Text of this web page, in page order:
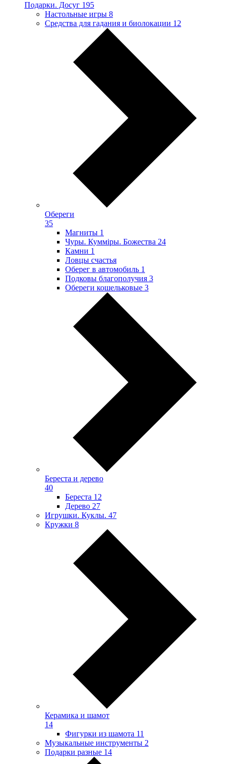
Подарки. Досуг 195
Настольные игры 8
Средства для гадания и биолокации 12
Обереги
35
Магниты 1
Чуры. Куммiры. Божества 24
Камни 1
Ловцы счастья
Оберег в автомобиль 1
Подковы благополучия 3
Обереги кошельковые 3
Береста и дерево
40
Береста 12
Дерево 27
Игрушки. Куклы. 47
Кружки 8
Керамика и шамот
14
Фигурки из шамота 11
Музыкальные инструменты 2
Подарки разные 14